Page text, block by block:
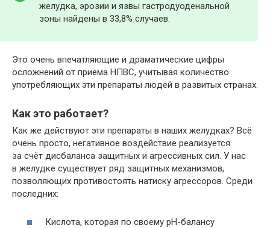
желудка, эрозии и язвы гастродуоденальной
зоны найдены в 33,8% случаев.
Это очень впечатляющие и драматические цифры
осложнений от приема НПВС, учитывая количество
употребляющих эти препараты людей в развитых странах.
Как это работает?
Как же действуют эти препараты в наших желудках? Всё
очень просто, негативное воздействие реализуется
за счёт дисбаланса защитных и агрессивных сил. У нас
в желудке существует ряд защитных механизмов,
позволяющих противостоять натиску агрессоров. Среди
последних:
Кислота, которая по своему pH-балансу